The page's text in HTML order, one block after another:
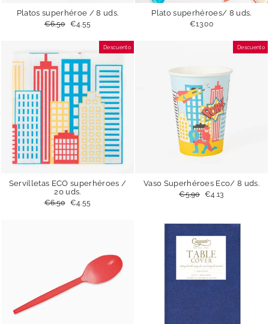
Platos superhéroe / 8 uds.
Precio
€6.50
Precio
€4.55
Plato superhéroes/ 8 uds.
€13.00
Descuento
Servilletas ECO superhéroes /
20 uds.
Precio
€6.50
Precio
€4.55
Descuento
Vaso Superhéroes Eco/ 8 uds.
Precio
€5.90 Precio
€4.13